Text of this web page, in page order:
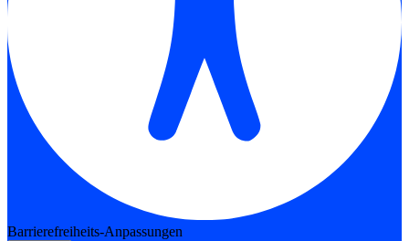
Barrierefreiheits-Anpassungen